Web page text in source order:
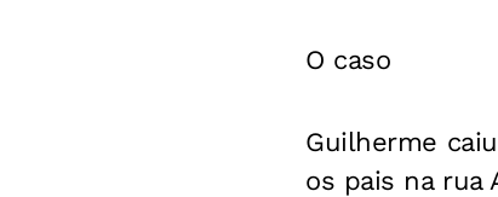
O caso
Guilherme
os pais na rua